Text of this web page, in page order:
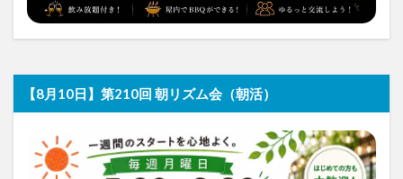
【8月10日】第210回 朝リズム会（朝活）